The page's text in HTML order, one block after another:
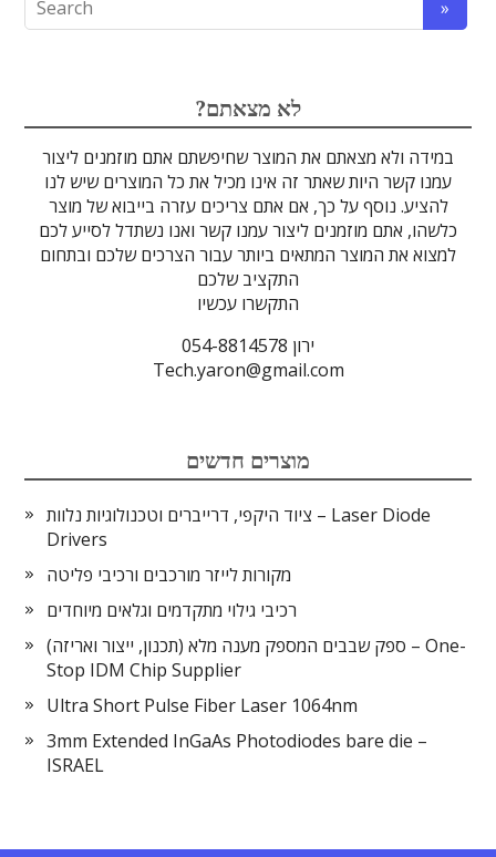
אופטומכניקה ובקרת תנועה
סיבים אופטיים
מקורות אור
מוליכי אור
לדים
הדמיה ומצלמות
גלאים וחיישנים
מסננים אופטיים
לייזרים ומוצרי בטיחות לייזר
גבישים
ספקטרוסקופיה
אלקטרוניקה
מיגון קרינה
עדשות
מתקנים לרפואה
טרה-הרץ
מוצרי קוורץ
זכוכיות וציפויים
מוצרים אחרים
?לא מצאתם
במידה ולא מצאתם את המוצר שחיפשתם אתם מוזמנים ליצור
עמנו קשר היות שאתר זה אינו מכיל את כל המוצרים שיש לנו
להציע. נוסף על כך, אם אתם צריכים עזרה בייבוא של מוצר
כלשהו, אתם מוזמנים ליצור עמנו קשר ואנו נשתדל לסייע לכם
למצוא את המוצר המתאים ביותר עבור הצרכים שלכם ובתחום
התקציב שלכם
התקשרו עכשיו
ירון 054-8814578
Tech.yaron@gmail.com
מוצרים חדשים
ציוד היקפי, דרייברים וטכנולוגיות נלוות – Laser Diode
Drivers
מקורות לייזר מורכבים ורכיבי פליטה
רכיבי גילוי מתקדמים וגלאים מיוחדים
ספק שבבים המספק מענה מלא (תכנון, ייצור ואריזה) – One-
Stop IDM Chip Supplier
Ultra Short Pulse Fiber Laser 1064nm
3mm Extended InGaAs Photodiodes bare die –
ISRAEL